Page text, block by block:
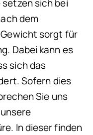
sich bei
dem
sorgt für
Dabei kann es
sich das
Sofern dies
Sie uns
In dieser finden